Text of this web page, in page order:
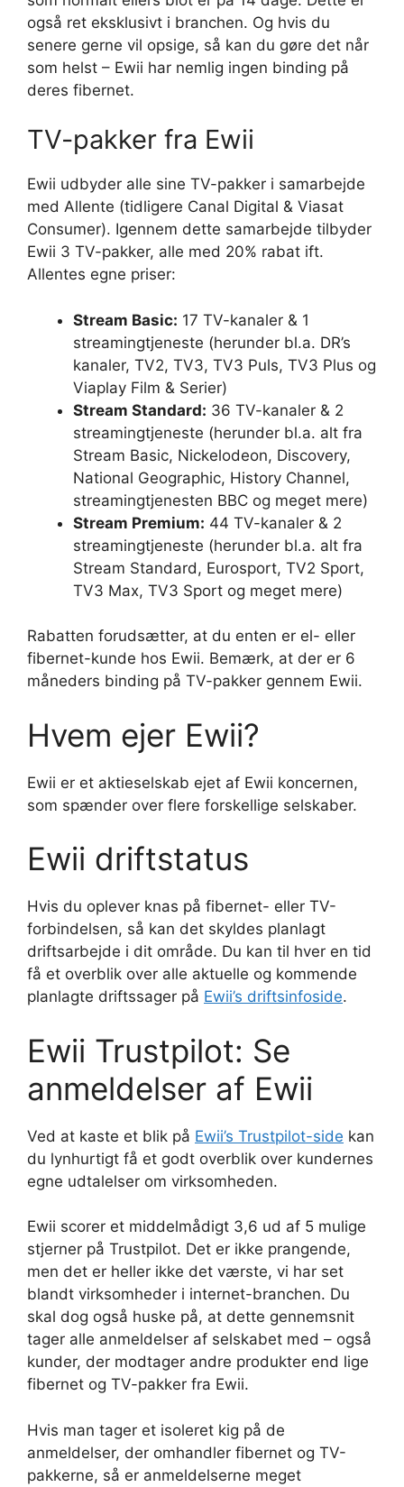
også ret eksklusivt i branchen. Og hvis du
senere gerne vil opsige, så kan du gøre det når
som helst – Ewii har nemlig ingen binding på
deres fibernet.
TV-pakker fra Ewii
Ewii udbyder alle sine TV-pakker i samarbejde
med Allente (tidligere Canal Digital & Viasat
Consumer). Igennem dette samarbejde tilbyder
Ewii 3 TV-pakker, alle med 20% rabat ift.
Allentes egne priser:
Stream Basic: 17 TV-kanaler & 1
streamingtjeneste (herunder bl.a. DR’s
kanaler, TV2, TV3, TV3 Puls, TV3 Plus og
Viaplay Film & Serier)
Stream Standard: 36 TV-kanaler & 2
streamingtjeneste (herunder bl.a. alt fra
Stream Basic, Nickelodeon, Discovery,
National Geographic, History Channel,
streamingtjenesten BBC og meget mere)
Stream Premium: 44 TV-kanaler & 2
streamingtjeneste (herunder bl.a. alt fra
Stream Standard, Eurosport, TV2 Sport,
TV3 Max, TV3 Sport og meget mere)
Rabatten forudsætter, at du enten er el- eller
fibernet-kunde hos Ewii. Bemærk, at der er 6
måneders binding på TV-pakker gennem Ewii.
Hvem ejer Ewii?
Ewii er et aktieselskab ejet af Ewii koncernen,
som spænder over flere forskellige selskaber.
Ewii driftstatus
Hvis du oplever knas på fibernet- eller TV-
forbindelsen, så kan det skyldes planlagt
driftsarbejde i dit område. Du kan til hver en tid
få et overblik over alle aktuelle og kommende
planlagte driftssager på Ewii’s driftsinfoside.
Ewii Trustpilot: Se
anmeldelser af Ewii
Ved at kaste et blik på Ewii’s Trustpilot-side kan
du lynhurtigt få et godt overblik over kundernes
egne udtalelser om virksomheden.
Ewii scorer et middelmådigt 3,6 ud af 5 mulige
stjerner på Trustpilot. Det er ikke prangende,
men det er heller ikke det værste, vi har set
blandt virksomheder i internet-branchen. Du
skal dog også huske på, at dette gennemsnit
tager alle anmeldelser af selskabet med – også
kunder, der modtager andre produkter end lige
fibernet og TV-pakker fra Ewii.
Hvis man tager et isoleret kig på de
anmeldelser, der omhandler fibernet og TV-
pakkerne, så er anmeldelserne meget